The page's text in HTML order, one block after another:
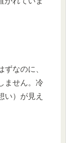
なのに、
ません。冷
い）が見え